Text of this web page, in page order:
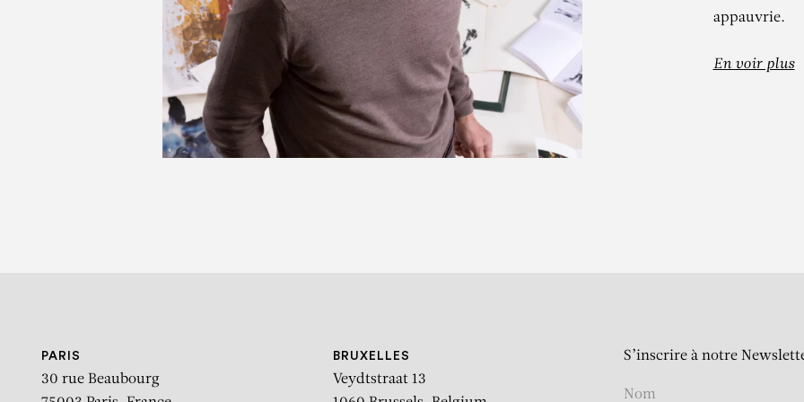
PHILIPPE
appauvrie.
En voir plus
PARIS
30 rue Beaubourg
BRUXELLES
Veydtstraat 13
S’inscrire à notre